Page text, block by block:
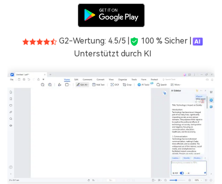
G2-Wertung: 4.5/5 |
100 % Sicher |
Unterstützt durch KI